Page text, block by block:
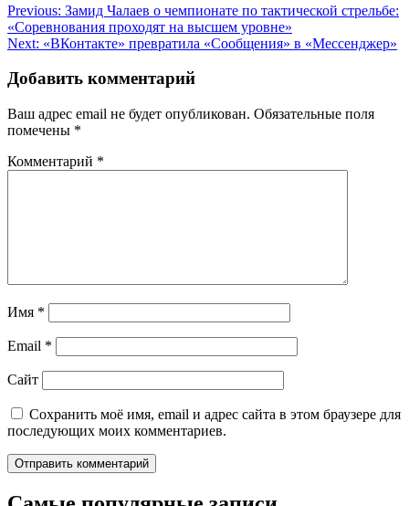
Навигация
по
Previous: Замид Чалаев о чемпионате по тактической стрельбе:
«Соревнования проходят на высшем уровне»
Next: «ВКонтакте» превратила «Сообщения» в «Мессенджер»
Добавить комментарий
Ваш адрес email не будет опубликован. Обязательные поля
помечены *
Комментарий *
Имя *
Email *
Сайт
Сохранить моё имя, email и адрес сайта в этом браузере для
последующих моих комментариев.